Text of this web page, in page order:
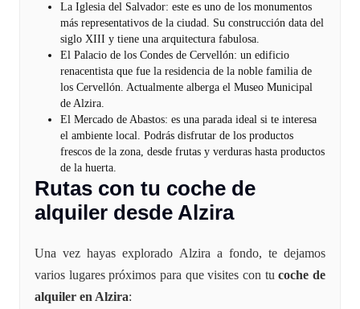
La Iglesia del Salvador: este es uno de los monumentos
más representativos de la ciudad. Su construcción data del
siglo XIII y tiene una arquitectura fabulosa.
El Palacio de los Condes de Cervellón: un edificio
renacentista que fue la residencia de la noble familia de
los Cervellón. Actualmente alberga el Museo Municipal
de Alzira.
El Mercado de Abastos: es una parada ideal si te interesa
el ambiente local. Podrás disfrutar de los productos
frescos de la zona, desde frutas y verduras hasta productos
de la huerta.
Rutas con tu coche de
alquiler desde Alzira
Una vez hayas explorado Alzira a fondo, te dejamos
varios lugares próximos para que visites con tucoche de
alquiler en Alzira: